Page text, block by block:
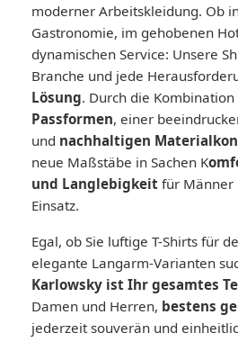
moderner Arbeitskleidung. Ob
Gastronomie, im gehobenen
dynamischen Service: Unsere
Branche und jede
Lösung. Durch die Kombination
Passformen, einer
und nachhaltigen
neue Maßstäbe in Sachen K
und Langlebigkeit für Männer
Einsatz.
Egal, ob Sie luftige T-Shirts für
elegante Langarm-Varianten
Karlowsky ist Ihr gesamtes
Damen und Herren, bestens
jederzeit souverän und